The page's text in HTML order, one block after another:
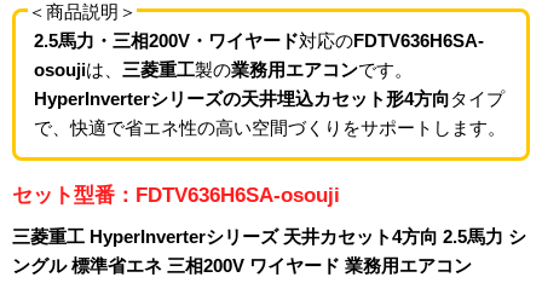
＜商品説明＞
2.5馬力・三相200V・ワイヤード対応のFDTV636H6SA-
osoujiは、 三菱重工製の業務用エアコンです。
HyperInverterシリーズの天井埋込カセット形4方向タイプ
で、快適で省エネ性の高い空間づくりをサポートします。
セット型番：FDTV636H6SA-osouji
三菱重工 HyperInverterシリーズ 天井カセット4方向 2.5馬力 シ
ングル 標準省エネ 三相200V ワイヤード 業務用エアコン